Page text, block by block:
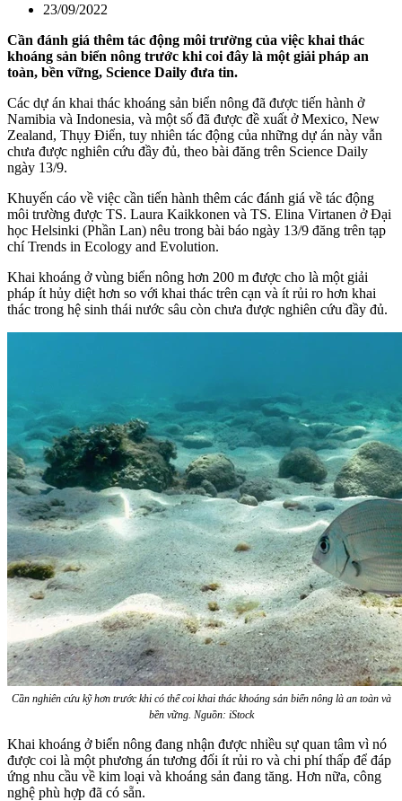
23/09/2022
Cần đánh giá thêm tác động môi trường của việc khai thác
khoáng sản biển nông trước khi coi đây là một giải pháp an
toàn, bền vững, Science Daily đưa tin.
Các dự án khai thác khoáng sản biển nông đã được tiến hành ở
Namibia và Indonesia, và một số đã được đề xuất ở Mexico, New
Zealand, Thụy Điển, tuy nhiên tác động của những dự án này vẫn
chưa được nghiên cứu đầy đủ, theo bài đăng trên Science Daily
ngày 13/9.
Khuyến cáo về việc cần tiến hành thêm các đánh giá về tác động
môi trường được TS. Laura Kaikkonen và TS. Elina Virtanen ở Đại
học Helsinki (Phần Lan) nêu trong bài báo ngày 13/9 đăng trên tạp
chí Trends in Ecology and Evolution.
Khai khoáng ở vùng biển nông hơn 200 m được cho là một giải
pháp ít hủy diệt hơn so với khai thác trên cạn và ít rủi ro hơn khai
thác trong hệ sinh thái nước sâu còn chưa được nghiên cứu đầy đủ.
Cần nghiên cứu kỹ hơn trước khi có thể coi khai thác khoáng sản biển nông là an toàn và
bền vững. Nguồn: iStock
Khai khoáng ở biển nông đang nhận được nhiều sự quan tâm vì nó
được coi là một phương án tương đối ít rủi ro và chi phí thấp để đáp
ứng nhu cầu về kim loại và khoáng sản đang tăng. Hơn nữa, công
nghệ phù hợp đã có sẵn.